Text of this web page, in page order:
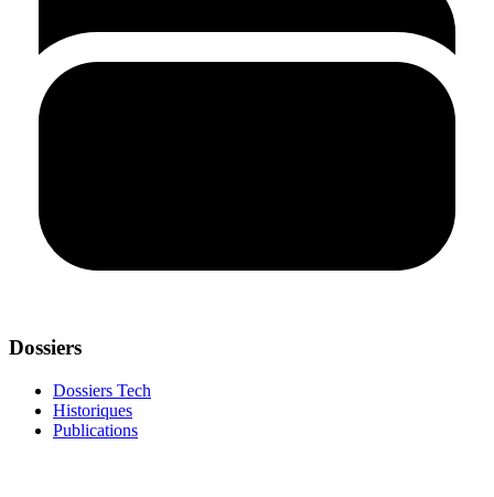
Dossiers
Dossiers Tech
Historiques
Publications